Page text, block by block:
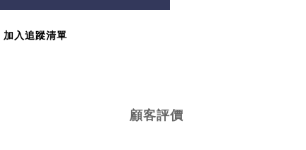
加入追蹤清單
顧客評價